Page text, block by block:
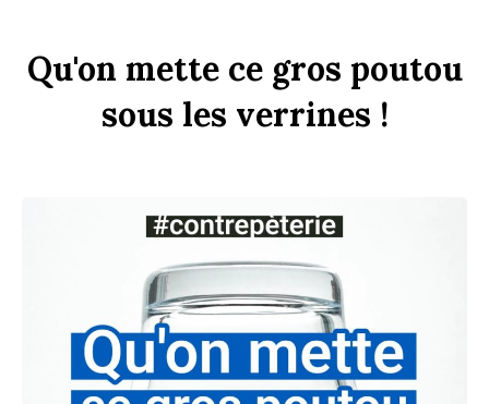
Qu'on mette ce gros poutou
sous les verrines !